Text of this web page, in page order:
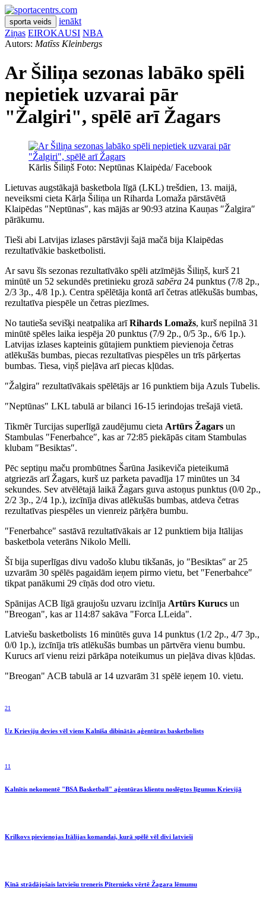
sporta veids
ienākt
Ziņas EIROKAUSI NBA
Autors: Matīss Kleinbergs
Ar Šiliņa sezonas labāko spēli
nepietiek uzvarai pār
"Žalgiri", spēlē arī Žagars
Kārlis Šiliņš Foto: Neptūnas Klaipėda/ Facebook
Lietuvas augstākajā basketbola līgā (LKL) trešdien, 13. maijā,
neveiksmi cieta Kārļa Šiliņa un Riharda Lomaža pārstāvētā
Klaipēdas ″Neptūnas″, kas mājās ar 90:93 atzina Kauņas ″Žalgira″
pārākumu.
Tieši abi Latvijas izlases pārstāvji šajā mačā bija Klaipēdas
rezultatīvākie basketbolisti.
Ar savu šīs sezonas rezultatīvāko spēli atzīmējās Šiliņš, kurš 21
minūtē un 52 sekundēs pretinieku grozā sabēra 24 punktus (7/8 2p.,
2/3 3p., 4/8 1p.). Centra spēlētāja kontā arī četras atlēkušās bumbas,
rezultatīva piespēle un četras piezīmes.
No tautieša sevišķi neatpalika arīRihards Lomažs, kurš nepilnā 31
minūtē spēles laika iespēja 20 punktus (7/9 2p., 0/5 3p., 6/6 1p.).
Latvijas izlases kapteinis gūtajiem punktiem pievienoja četras
atlēkušās bumbas, piecas rezultatīvas piespēles un trīs pārķertas
bumbas. Tiesa, viņš pieļāva arī piecas kļūdas.
″Žalgira″ rezultatīvākais spēlētājs ar 16 punktiem bija Azuls Tubelis.
″Neptūnas″ LKL tabulā ar bilanci 16-15 ierindojas trešajā vietā.
Tikmēr Turcijas superlīgā zaudējumu cieta Artūrs Žagars un
Stambulas ″Fenerbahce″, kas ar 72:85 piekāpās citam Stambulas
klubam ″Besiktas″.
Pēc septiņu maču prombūtnes Šarūna Jasikeviča pieteikumā
atgriezās arī Žagars, kurš uz parketa pavadīja 17 minūtes un 34
sekundes. Sev atvēlētajā laikā Žagars guva astoņus punktus (0/0 2p.,
2/2 3p., 2/4 1p.), izcīnīja divas atlēkušās bumbas, atdeva četras
rezultatīvas piespēles un vienreiz pārķēra bumbu.
″Fenerbahce″ sastāvā rezultatīvākais ar 12 punktiem bija Itālijas
basketbola veterāns Nikolo Melli.
Šī bija superlīgas divu vadošo klubu tikšanās, jo ″Besiktas″ ar 25
uzvarām 30 spēlēs pagaidām ieņem pirmo vietu, bet ″Fenerbahce″
tikpat panākumi 29 cīņās dod otro vietu.
Spānijas ACB līgā graujošu uzvaru izcīnīja Artūrs Kurucs un
"Breogan", kas ar 114:87 sakāva "Forca LLeida".
Latviešu basketbolists 16 minūtēs guva 14 punktus (1/2 2p., 4/7 3p.,
0/0 1p.), izcīnīja trīs atlēkušās bumbas un pārtvēra vienu bumbu.
Kurucs arī vienu reizi pārkāpa noteikumus un pieļāva divas kļūdas.
"Breogan" ACB tabulā ar 14 uzvarām 31 spēlē ieņem 10. vietu.
21
Uz Krieviju devies vēl viens Kalnīša dibinātās aģentūras basketbolists
11
Kalnītis nekomentē "BSA Basketball" aģentūras klientu noslēgtos līgumus Krievijā
Krilkovs pievienojas Itālijas komandai, kurā spēlē vēl divi latvieši
Ķīnā strādājošais latviešu treneris Pīternieks vērtē Žagara lēmumu